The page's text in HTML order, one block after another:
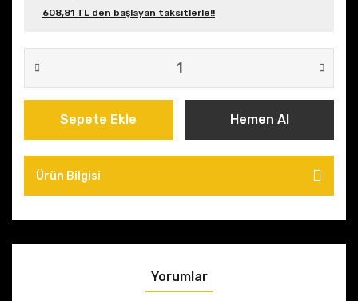
608,81 TL den başlayan taksitlerle!!
Sepete Ekle Hemen Al
Ürün Bilgisi
Yorumlar